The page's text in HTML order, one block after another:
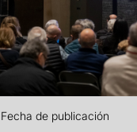
Fecha de publicación